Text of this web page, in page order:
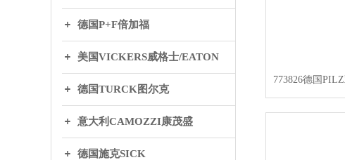
德国P+F倍加福
美国VICKERS威格士/EATON
德国TURCK图尔克
意大利CAMOZZI康茂盛
德国施克SICK